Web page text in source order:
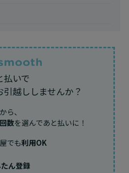
払いで
越ししませんか？
ら、
数を選んであと払いに！
でも利用OK
ん登録